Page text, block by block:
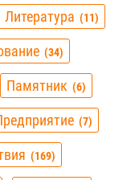
Литература 11
34
Памятник 6
7
169